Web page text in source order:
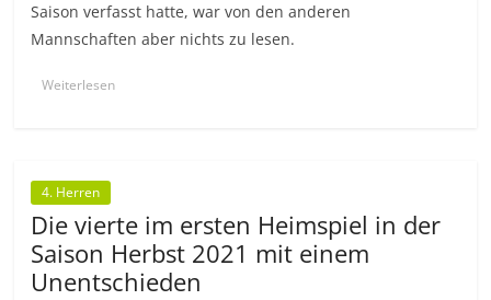
Saison verfasst hatte, war von den anderen
Mannschaften aber nichts zu lesen.
Weiterlesen
4. Herren
Die vierte im ersten Heimspiel in der
Saison Herbst 2021 mit einem
Unentschieden